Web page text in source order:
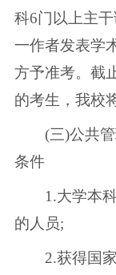
科6门以上主
一作者发表学
方予准考。截
的考生，我校
(三)公共管
条件
1.大学本科
的人员;
2.获得国家